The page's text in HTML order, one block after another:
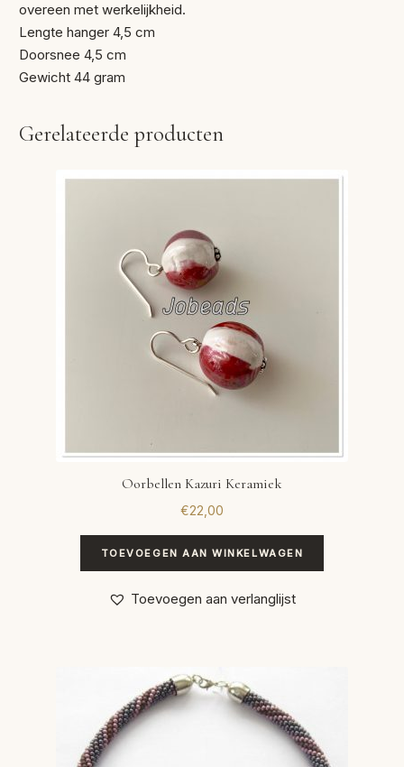
overeen met werkelijkheid.
Lengte hanger 4,5 cm
Doorsnee 4,5 cm
Gewicht 44 gram
Gerelateerde producten
Oorbellen Kazuri Keramiek
€22,00
TOEVOEGEN AAN WINKELWAGEN
Toevoegen aan verlanglijst